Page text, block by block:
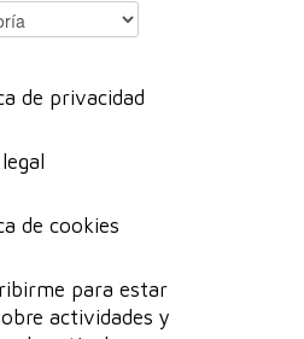
de privacidad
de cookies
para estar
actividades y